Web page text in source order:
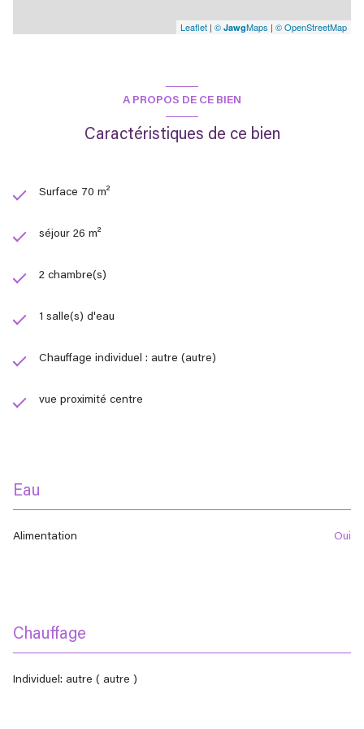
Leaflet | © JawgMaps | © OpenStreetMap
A PROPOS DE CE BIEN
Caractéristiques de ce bien
Surface 70 m²
séjour 26 m²
2 chambre(s)
1 salle(s) d'eau
Chauffage individuel : autre (autre)
vue proximité centre
Eau
Alimentation oui
Chauffage
individuel: autre ( autre )